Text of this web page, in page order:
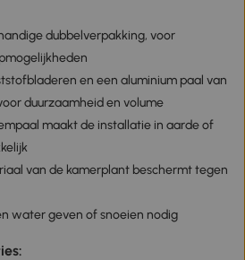
dubbelverpakking, voor
en een aluminium paal van
duurzaamheid en volume
maakt de installatie in aarde of
van de kamerplant beschermt tegen
water geven of snoeien nodig